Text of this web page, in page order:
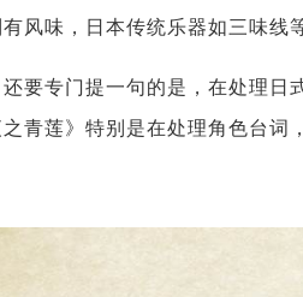
风味，日本传统乐器如三味线
专门提一句的是，在处理日
之青莲》特别是在处理角色台